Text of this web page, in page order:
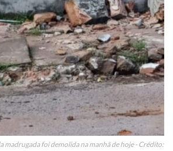
madrugada foi demolida na manhã de hoje - Crédito: